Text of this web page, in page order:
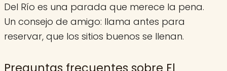
Del Río es una parada que merece la pena.
Un consejo de amigo: llama antes para
reservar, que los sitios buenos se llenan.